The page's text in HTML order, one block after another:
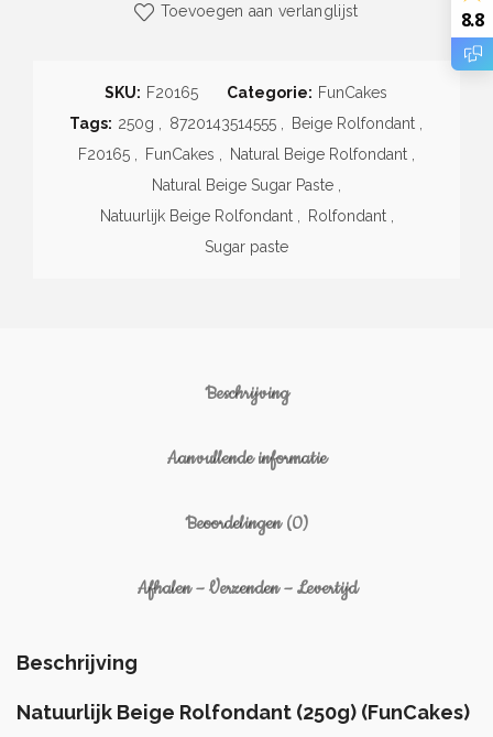
Toevoegen aan verlanglijst
SKU: F20165 Categorie: FunCakes
Tags: 250g 8720143514555 Beige Rolfondant
F20165
FunCakes Natural Beige Rolfondant
Natural Beige Sugar Paste
Natuurlijk Beige Rolfondant
Rolfondant
Sugar paste
Beschrijving
Aanvullende informatie
Beoordelingen (0)
Afhalen – Verzenden – Levertijd
Beschrijving
Natuurlijk Beige Rolfondant (250g) (FunCakes)
8.8